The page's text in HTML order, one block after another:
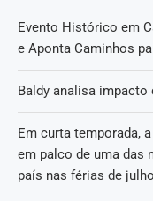
Evento Histórico em
e Aponta Caminhos
Baldy analisa impacto
Em curta temporada,
em palco de uma das
país nas férias de julho